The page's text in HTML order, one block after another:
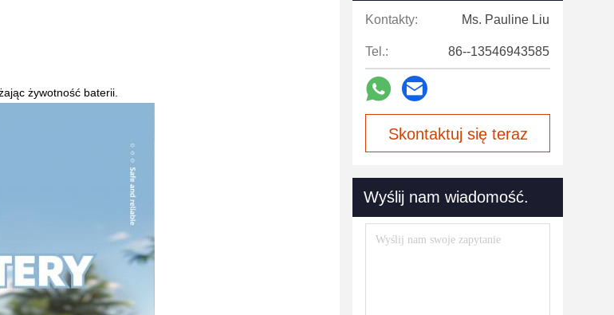
żywotność baterii.
Kontakty: Ms. Pauline Liu
Tel.: 86--13546943585
Skontaktuj się teraz
Wyślij nam wiadomość.